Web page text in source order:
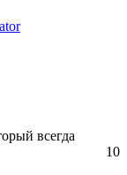
всегда
10